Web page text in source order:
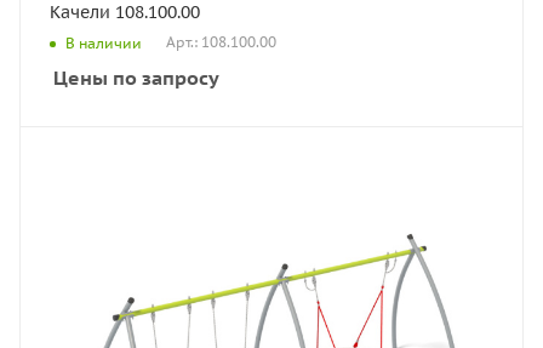
Качели 108.100.00
В наличии Арт.: 108.100.00
Цены по запросу